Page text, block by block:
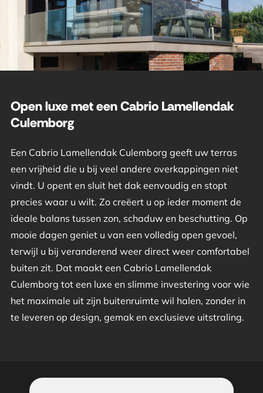
Open luxe met een Cabrio Lamellendak
Culemborg
Een Cabrio Lamellendak Culemborg geeft uw terras
een vrijheid die u bij veel andere overkappingen niet
vindt. U opent en sluit het dak eenvoudig en stopt
precies waar u wilt. Zo creëert u op ieder moment de
ideale balans tussen zon, schaduw en beschutting. Op
mooie dagen geniet u van een volledig open gevoel,
terwijl u bij veranderend weer direct weer comfortabel
buiten zit. Dat maakt een Cabrio Lamellendak
Culemborg tot een luxe en slimme investering voor wie
het maximale uit zijn buitenruimte wil halen, zonder in
te leveren op design, gemak en exclusieve uitstraling.